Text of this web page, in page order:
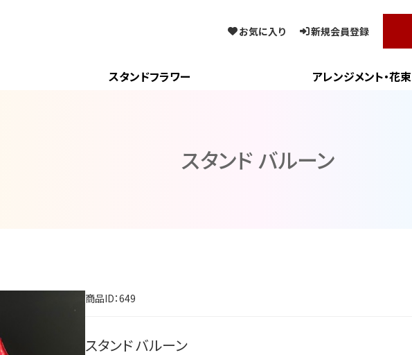
お気に入り 新規会員登録
スタンドフラワー アレンジメント・花束
スタンド バルーン
商品ID：649
スタンド バルーン